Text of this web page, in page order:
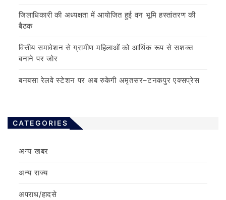
जिलाधिकारी की अध्यक्षता में आयोजित हुई वन भूमि हस्तांतरण की
बैठक
वित्तीय समावेशन से ग्रामीण महिलाओं को आर्थिक रूप से सशक्त
बनाने पर जोर
बनबसा रेलवे स्टेशन पर अब रुकेगी अमृतसर–टनकपुर एक्सप्रेस
CATEGORIES
अन्य खबर
अन्य राज्य
अपराध/हादसे